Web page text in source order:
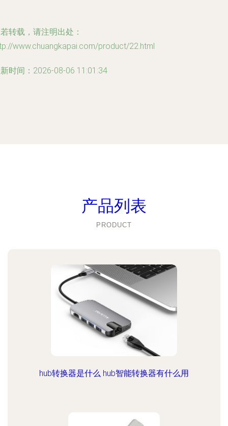
转载，请注明出处：
www.chuangkapai.com/product/22.html
时间：2026-08-06 11:01:34
产品列表
PRODUCT
hub转换器是什么 hub智能转换器有什么用